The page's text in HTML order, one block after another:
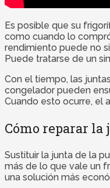
Es posible que su
como cuando lo
rendimiento puede no
Puede tratarse de un
Con el tiempo, las
congelador pueden
Cuando esto ocurre, el
Cómo reparar
Sustituir la junta de la
más de lo que vale un
una solución más